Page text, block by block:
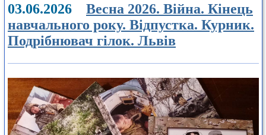
03.06.2026 Весна 2026. Війна. Кінець
навчального року. Відпустка. Курник.
Подрібнювач гілок. Львів